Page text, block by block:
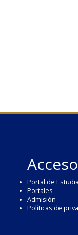
Portal de
Portales
Admisión
Políticas de